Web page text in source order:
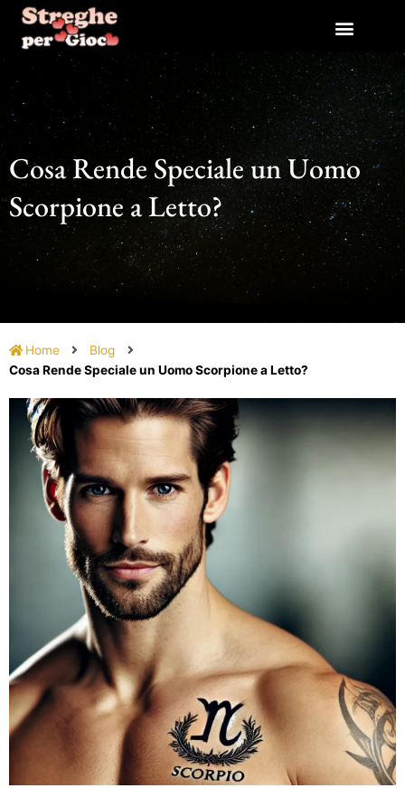
contenuto
Cosa Rende Speciale un Uomo
Scorpione a Letto?
Home
Blog
Cosa Rende Speciale un Uomo Scorpione a Letto?